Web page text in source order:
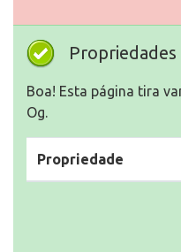
Boa! Esta página tira
Og.
Propriedade